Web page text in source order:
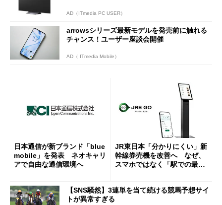
AD（ITmedia PC USER）
arrowsシリーズ最新モデルを発売前に触れる
チャンス！ユーザー座談会開催
AD（ ITmedia Mobile）
日本通信が新ブランド「blue
mobile」を発表 ネオキャリ
アで自由な通信環境へ
JR東日本「分かりにくい」新
幹線券売機を改善へ なぜ、
スマホではなく「駅での最短
【SNS騒然】3連単を当て続ける競馬予想サイ
トが異常すぎる